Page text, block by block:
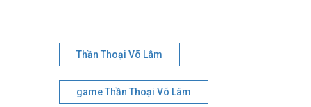
Thần Thoại Võ Lâm
game Thần Thoại Võ Lâm